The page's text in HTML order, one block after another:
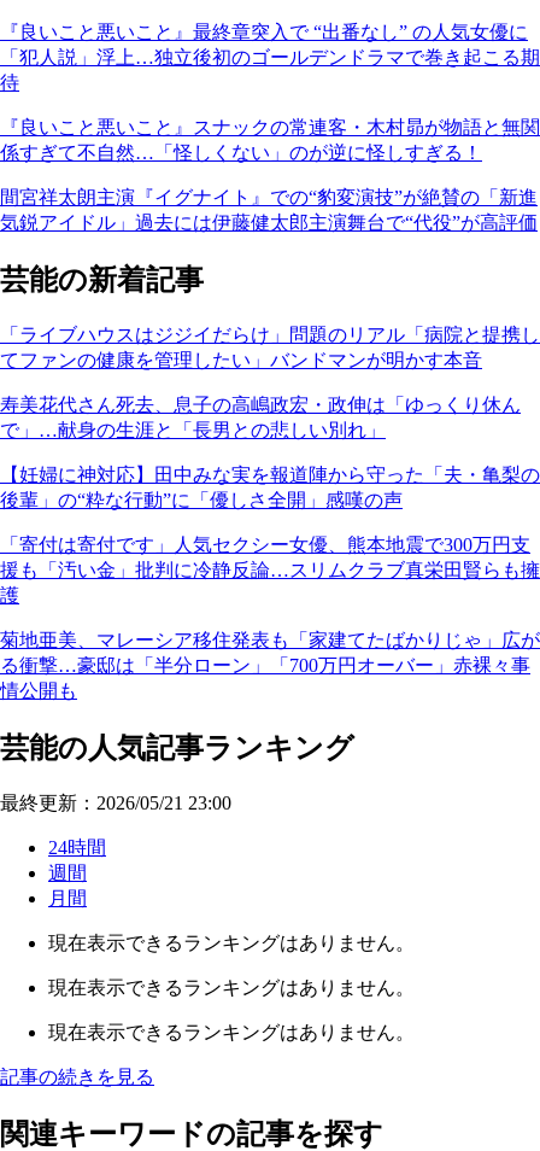
『良いこと悪いこと』最終章突入で “出番なし” の人気女優に
「犯人説」浮上…独立後初のゴールデンドラマで巻き起こる期
待
『良いこと悪いこと』スナックの常連客・木村昴が物語と無関
係すぎて不自然…「怪しくない」のが逆に怪しすぎる！
間宮祥太朗主演『イグナイト』での“豹変演技”が絶賛の「新進
気鋭アイドル」過去には伊藤健太郎主演舞台で“代役”が高評価
芸能の新着記事
「ライブハウスはジジイだらけ」問題のリアル「病院と提携し
てファンの健康を管理したい」バンドマンが明かす本音
寿美花代さん死去、息子の高嶋政宏・政伸は「ゆっくり休ん
で」…献身の生涯と「長男との悲しい別れ」
【妊婦に神対応】田中みな実を報道陣から守った「夫・亀梨の
後輩」の“粋な行動”に「優しさ全開」感嘆の声
「寄付は寄付です」人気セクシー女優、熊本地震で300万円支
援も「汚い金」批判に冷静反論…スリムクラブ真栄田賢らも擁
護
菊地亜美、マレーシア移住発表も「家建てたばかりじゃ」広が
る衝撃…豪邸は「半分ローン」「700万円オーバー」赤裸々事
情公開も
芸能の人気記事ランキング
最終更新：2026/05/21 23:00
24時間
週間
月間
現在表示できるランキングはありません。
現在表示できるランキングはありません。
現在表示できるランキングはありません。
記事の続きを見る
関連キーワードの記事を探す